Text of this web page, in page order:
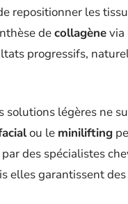
repositionner les
decollagènevia
progressifs,
solutions légères ne
ou le minilifting
des spécialistes
elles garantissent